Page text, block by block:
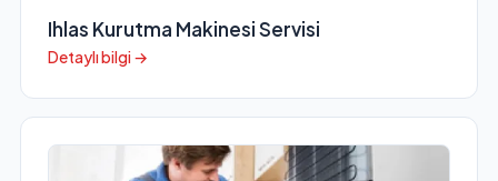
Ihlas Kurutma Makinesi Servisi
Detaylı bilgi →